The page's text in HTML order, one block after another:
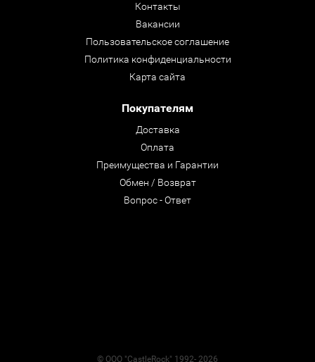
Контакты
Вакансии
Пользовательское соглашение
Политика конфиденциальности
Карта сайта
Покупателям
Доставка
Оплата
Преимущества и Гарантии
Обмен / Возврат
Вопрос - Ответ
© ООО "CastleRock" 1992- 2026